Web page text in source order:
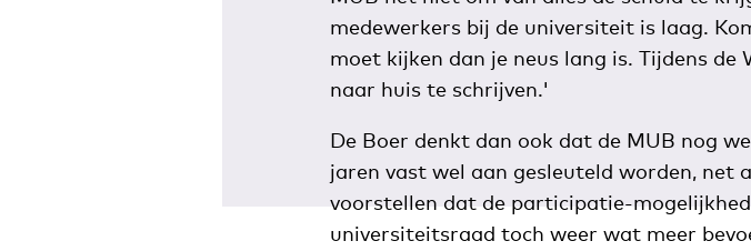
medewerkers bij de universiteit is laag.
moet kijken dan je neus lang is. Tijdens
naar huis te schrijven.'
De Boer denkt dan ook dat de MUB nog
jaren vast wel aan gesleuteld worden, net
voorstellen dat de participatie-
universiteitsraad toch weer wat meer